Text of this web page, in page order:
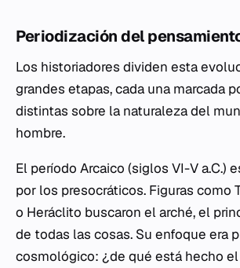
Periodización del
Los historiadores dividen esta
grandes etapas, cada una marcada
distintas sobre la naturaleza del
hombre.
El período Arcaico (siglos VI-V a.C.)
por los presocráticos. Figuras como
o Heráclito buscaron elarché, el
de todas las cosas. Su enfoque era
cosmológico: ¿de qué está hecho